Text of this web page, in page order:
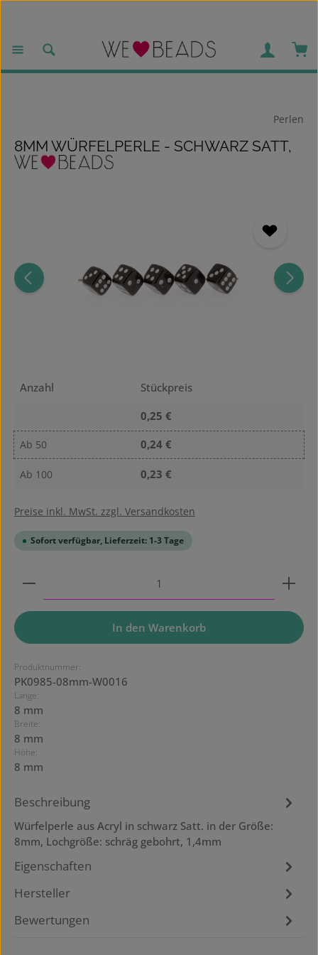
Perlen
8MM WÜRFELPERLE - SCHWARZ SATT,
Anzahl
Stückpreis
0,25 €
Ab 50 0,24 €
Ab 100 0,23 €
Preise inkl. MwSt. zzgl. Versandkosten
Sofort verfügbar, Lieferzeit: 1-3 Tage
Produkt Anzahl: Gib den gewünschten Wert ein
In den Warenkorb
Produktnummer:
PK0985-08mm-W0016
Länge:
8 mm
Breite:
8 mm
Höhe:
8 mm
Beschreibung
Würfelperle aus Acryl in schwarz Satt. in der Größe:
8mm, Lochgröße: schräg gebohrt, 1,4mm
Eigenschaften
Hersteller
Bewertungen